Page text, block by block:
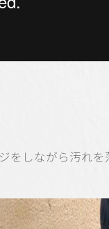
をしながら汚れを